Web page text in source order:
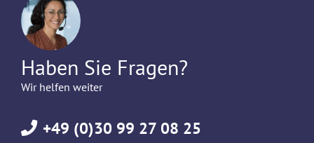
Haben Sie Fragen?
Wir helfen weiter
+49 (0)30 99 27 08 25